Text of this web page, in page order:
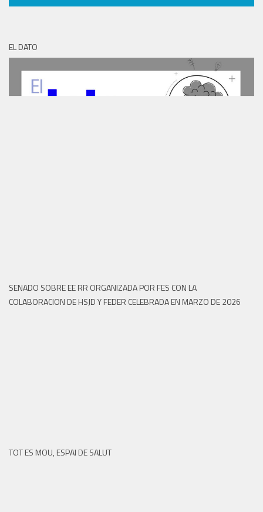
EL DATO
SENADO SOBRE EE RR ORGANIZADA POR FES CON LA
COLABORACION DE HSJD Y FEDER CELEBRADA EN MARZO DE 2026
TOT ES MOU, ESPAI DE SALUT